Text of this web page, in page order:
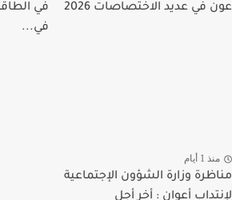
في عديد الاختصاصات 2026
في...
1 أيام
وزارة الشؤون الإجتماعية
أعوان : أخر أجل